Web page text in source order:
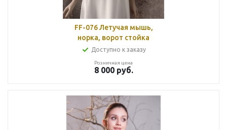
FF-076 Летучая мышь,
норка, ворот стойка
Доступно к заказу
Розничная цена
8 000руб.